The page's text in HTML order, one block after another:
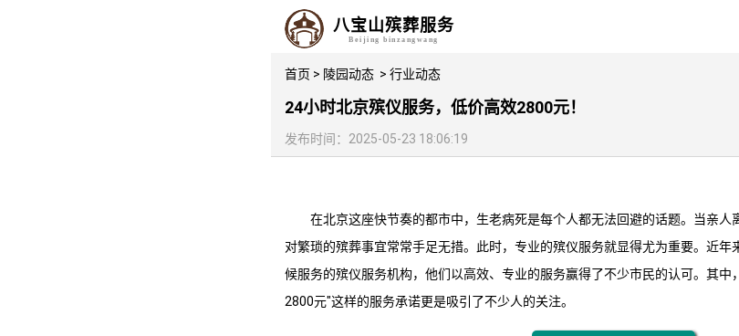
八宝山殡葬服务
Beijing binzangwang
首页 > 陵园动态 > 行业动态
24小时北京殡仪服务，低价高效2800元！
发布时间：2025-05-23 18:06:19
在北京这座快节奏的都市中，生老病死是每个人都无法回避的话题。当亲人
对繁琐的殡葬事宜常常手足无措。此时，专业的殡仪服务就显得尤为重要。近
候服务的殡仪服务机构，他们以高效、专业的服务赢得了不少市民的认可。其中
2800元"这样的服务承诺更是吸引了不少人的关注。